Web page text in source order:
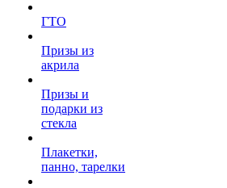
ГТО
Призы из
акрила
Призы и
подарки из
стекла
Плакетки,
панно, тарелки